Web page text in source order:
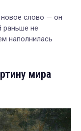
слово — он
раньше не
наполнилась
мира